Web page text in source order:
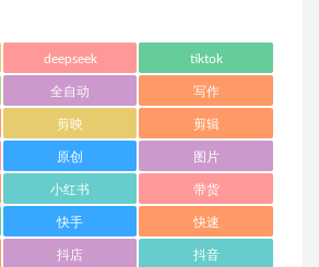
deepseek tiktok
全自动 写作
剪映 剪辑
原创 图片
小红书 带货
快手 快速
抖店 抖音